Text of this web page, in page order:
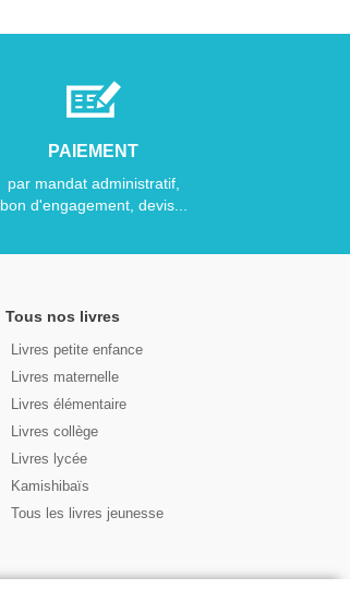
PAIEMENT
par mandat administratif,
bon d'engagement, devis...
Tous nos livres
Livres petite enfance
Livres maternelle
Livres élémentaire
Livres collège
Livres lycée
Kamishibaïs
Tous les livres jeunesse